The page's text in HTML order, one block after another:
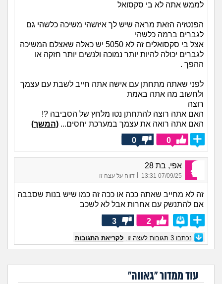
לממש אתה לא בי סקסואל
הפנטזיה הזאת מראה שיש לך איזשהי משיכה כלשהי גם
לגברים ברמה כלשהי
אצל בי סקסואלים זה לא 5050 יש כאלה שאצלם המשיכה
לגברים יכולה להיות יותר נמוכה ולנשים יותר חזקה או
ההפך .
לפני שאתה מתחתן עם אישה אתה חייב לשבת עם עצמך
ולחשוב מה אתה באמת
רוצה
האם אתה רוצה להתחתן נטו מלחץ של הסביבה ?!
האם אתה רואה את עצמך במערכת יחסים... (המשך)
0
0
אפי, בת 28
07/09/25 13:31 דווח על עצה זו
זה לא מחייב שאתה ככה או ככה זה כמו שיש בנות שסבבה
אם להתנשק עם אחרות אבל לא לשכב
2
3
נכתבו 3 תגובות לעצה זו. לקריאת התגובות
עוד ממדור "גאווה"